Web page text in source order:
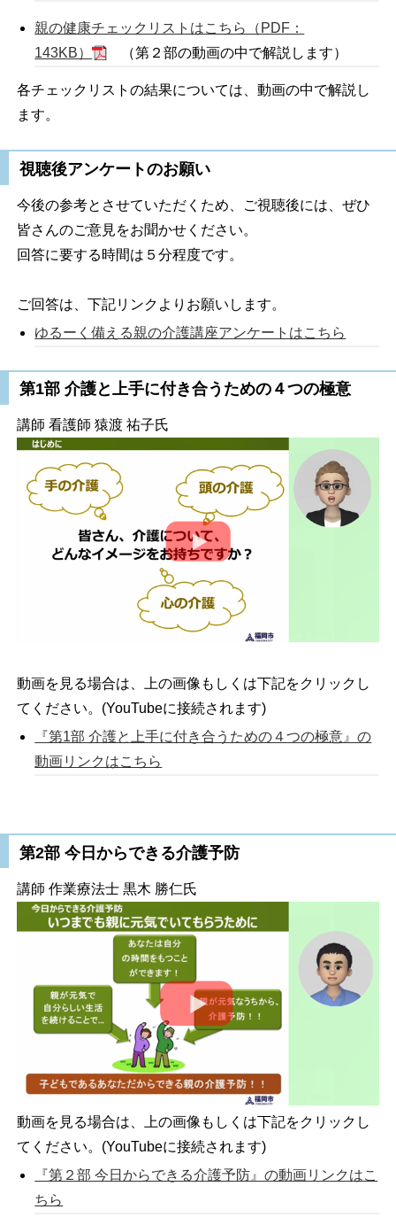
親の健康チェックリストはこちら（PDF：
143KB）
（第２部の動画の中で解説します）
各チェックリストの結果については、動画の中で解説し
ます。
視聴後アンケートのお願い
今後の参考とさせていただくため、ご視聴後には、ぜひ
皆さんのご意見をお聞かせください。
回答に要する時間は５分程度です。
ご回答は、下記リンクよりお願いします。
ゆるーく備える親の介護講座アンケートはこちら
第1部 介護と上手に付き合うための４つの極意
講師 看護師 猿渡 祐子氏
動画を見る場合は、上の画像もしくは下記をクリックし
てください。(YouTubeに接続されます)
『第1部 介護と上手に付き合うための４つの極意』の
動画リンクはこちら
第2部 今日からできる介護予防
講師 作業療法士 黒木 勝仁氏
動画を見る場合は、上の画像もしくは下記をクリックし
てください。(YouTubeに接続されます)
『第２部 今日からできる介護予防』の動画リンクはこ
ちら